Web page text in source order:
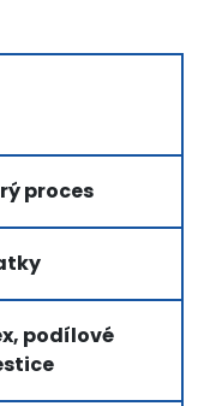
proces
podílové